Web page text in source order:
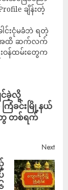
ချိန်းတဲ့
င်းငုံမခံဘဲ ရတဲ့
တဲ့အထိ ဆက်လက်
ဝန်ထမ်းတွေက
ခဲ့လို့
ြံခင်းမြို့နယ်
ေ တစ်ရက်
Next